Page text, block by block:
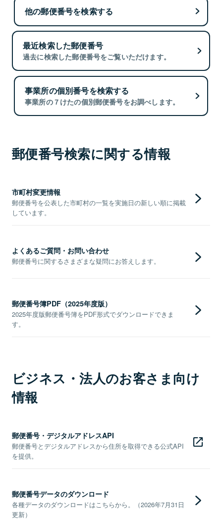
他の郵便番号を検索する
最近検索した郵便番号
過去に検索した郵便番号をご覧いただけます。
事業所の個別番号を検索する
事業所の７けたの個別郵便番号をお調べします。
郵便番号検索に関する情報
市町村変更情報
郵便番号を公表した市町村の一覧を実施日の新しい順に掲載
しています。
よくあるご質問・お問い合わせ
郵便番号に関するさまざまな疑問にお答えします。
郵便番号簿PDF（2025年度版）
2025年度版郵便番号簿をPDF形式でダウンロードできま
す。
ビジネス・法人のお客さま向け
情報
郵便番号・デジタルアドレスAPI
郵便番号とデジタルアドレスから住所を取得できる公式API
を提供。
郵便番号データのダウンロード
各種データのダウンロードはこちらから。（2026年7月31日
更新）